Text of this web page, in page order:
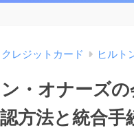
クレジットカード ヒルト
・オナーズ
方法と統合手